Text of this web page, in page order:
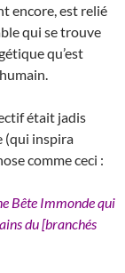
encore, est relié
qui se trouve
qu’est
était jadis
(qui inspira
comme ceci :
Bête Immonde qui
du [branchés